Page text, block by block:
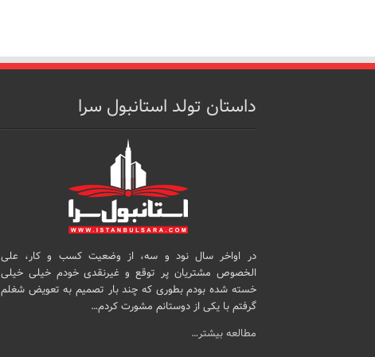
داستان تولد استانبول سرا
در اواخر سال نود و سه، از وضعیت کسب و کار، علی
الخصوص مشتریان پر توقع و غیرنقدی خودم خیلی خیلی
خسته شده بودم بطوری که چند بار تصمیم به تعویض شغلم
گرفتم با یکی از دوستانم مشورت کردم…
مطالعه بیشتر…